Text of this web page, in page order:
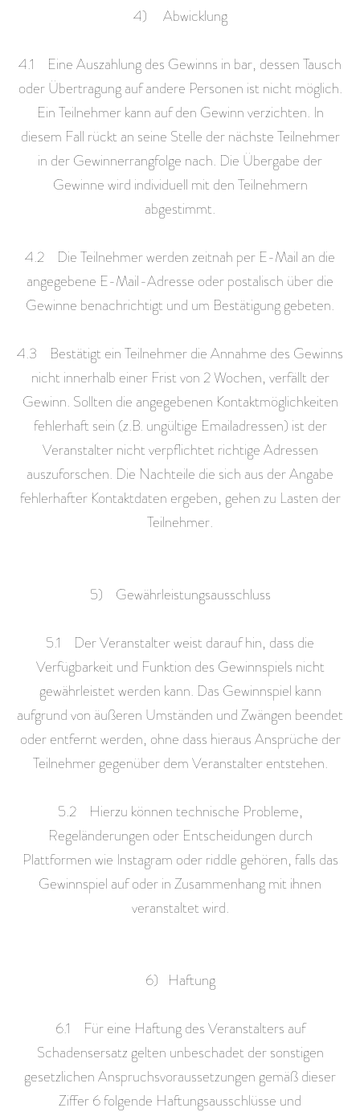
4) Abwicklung
4.1 Eine Auszahlung des Gewinns in bar, dessen Tausch
oder Übertragung auf andere Personen ist nicht möglich.
Ein Teilnehmer kann auf den Gewinn verzichten. In
diesem Fall rückt an seine Stelle der nächste Teilnehmer
in der Gewinnerrangfolge nach. Die Übergabe der
Gewinne wird individuell mit den Teilnehmern
abgestimmt.
4.2 Die Teilnehmer werden zeitnah per E-Mail an die
angegebene E-Mail-Adresse oder postalisch über die
Gewinne benachrichtigt und um Bestätigung gebeten.
4.3 Bestätigt ein Teilnehmer die Annahme des Gewinns
nicht innerhalb einer Frist von 2 Wochen, verfällt der
Gewinn. Sollten die angegebenen Kontaktmöglichkeiten
fehlerhaft sein (z.B. ungültige Emailadressen) ist der
Veranstalter nicht verpflichtet richtige Adressen
auszuforschen. Die Nachteile die sich aus der Angabe
fehlerhafter Kontaktdaten ergeben, gehen zu Lasten der
Teilnehmer.
5) Gewährleistungsausschluss
5.1 Der Veranstalter weist darauf hin, dass die
Verfügbarkeit und Funktion des Gewinnspiels nicht
gewährleistet werden kann. Das Gewinnspiel kann
aufgrund von äußeren Umständen und Zwängen beendet
oder entfernt werden, ohne dass hieraus Ansprüche der
Teilnehmer gegenüber dem Veranstalter entstehen.
5.2 Hierzu können technische Probleme,
Regeländerungen oder Entscheidungen durch
Plattformen wie Instagram oder riddle gehören, falls das
Gewinnspiel auf oder in Zusammenhang mit ihnen
veranstaltet wird.
6) Haftung
6.1 Für eine Haftung des Veranstalters auf
Schadensersatz gelten unbeschadet der sonstigen
gesetzlichen Anspruchsvoraussetzungen gemäß dieser
Ziffer 6 folgende Haftungsausschlüsse und